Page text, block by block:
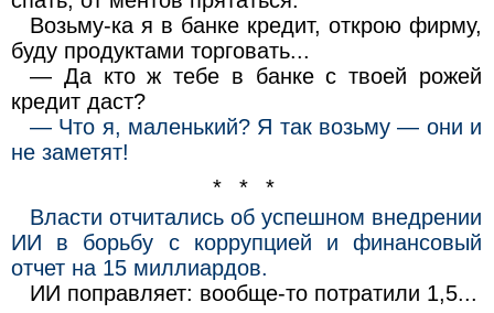
Возьму-ка я в банке кредит, открою фирму,
буду продуктами торговать...
— Да кто ж тебе в банке с твоей рожей
кредит даст?
— Что я, маленький? Я так возьму — они и
не заметят!
* * *
Власти отчитались об успешном внедрении
ИИ в борьбу с коррупцией и финансовый
отчет на 15 миллиардов.
ИИ поправляет: вообще-то потратили 1,5...